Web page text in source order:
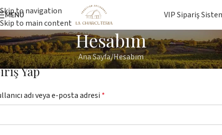
Skip to navigation
Skip to main content
MENÜ VIP Sipariş
Hesabım
Ana Sayfa Hesabım
Yap
adı veya e-posta adresi *